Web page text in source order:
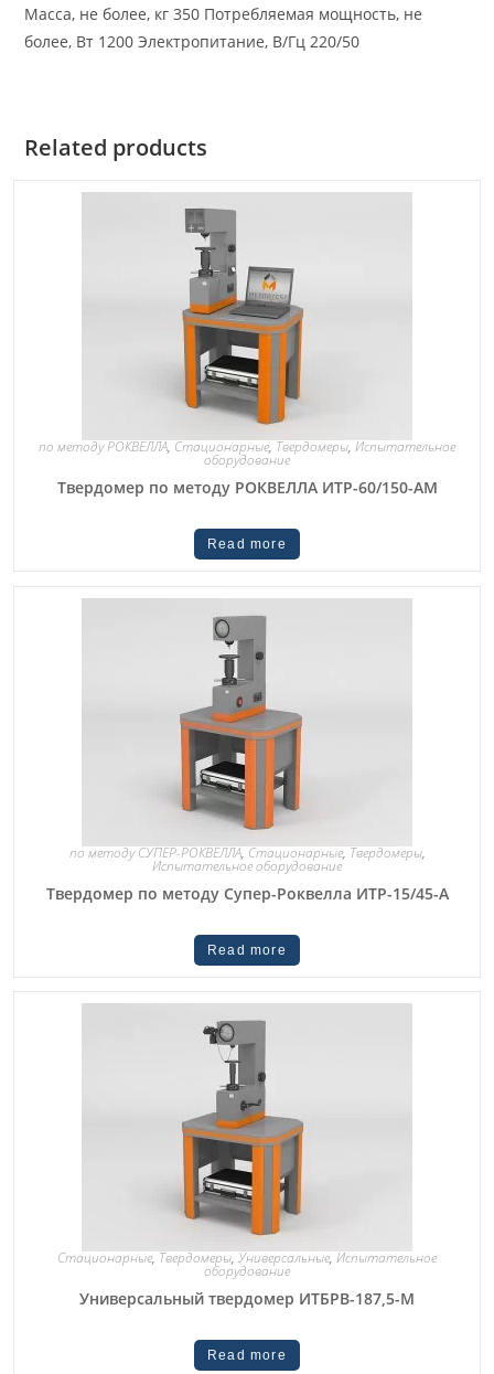
Масса, не более, кг 350 Потребляемая мощность, не
более, Вт 1200 Электропитание, В/Гц 220/50
Related products
по методу РОКВЕЛЛА,Стационарные,Твердомеры,Испытательное
оборудование
Твердомер по методу РОКВЕЛЛА ИТР-60/150-АМ
Read more
по методу СУПЕР-РОКВЕЛЛА,Стационарные,Твердомеры,
Испытательное оборудование
Твердомер по методу Супер-Роквелла ИТР-15/45-А
Read more
Стационарные,Твердомеры,Универсальные,Испытательное
оборудование
Универсальный твердомер ИТБРВ-187,5-M
Read more